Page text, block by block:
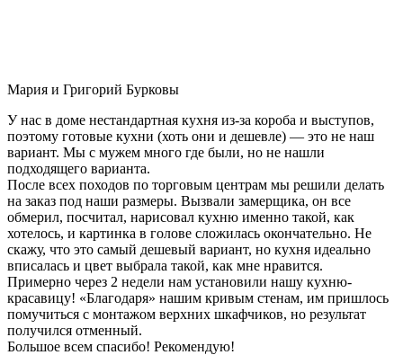
Мария и Григорий Бурковы
У нас в доме нестандартная кухня из-за короба и выступов,
поэтому готовые кухни (хоть они и дешевле) — это не наш
вариант. Мы с мужем много где были, но не нашли
подходящего варианта.
После всех походов по торговым центрам мы решили делать
на заказ под наши размеры. Вызвали замерщика, он все
обмерил, посчитал, нарисовал кухню именно такой, как
хотелось, и картинка в голове сложилась окончательно. Не
скажу, что это самый дешевый вариант, но кухня идеально
вписалась и цвет выбрала такой, как мне нравится.
Примерно через 2 недели нам установили нашу кухню-
красавицу! «Благодаря» нашим кривым стенам, им пришлось
помучиться с монтажом верхних шкафчиков, но результат
получился отменный.
Большое всем спасибо! Рекомендую!